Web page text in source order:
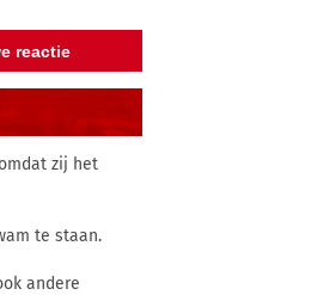
zij het
te staan.
andere